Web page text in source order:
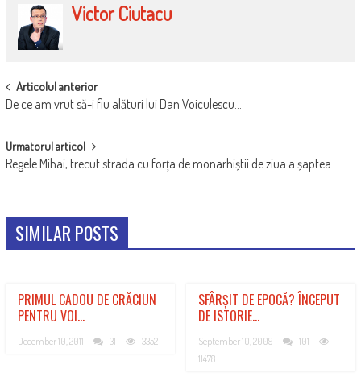
Victor Ciutacu
POST
NAVIGATION
Articolul anterior
De ce am vrut să-i fiu alături lui Dan Voiculescu…
Urmatorul articol
Regele Mihai, trecut strada cu forța de monarhiștii de ziua a șaptea
SIMILAR POSTS
PRIMUL CADOU DE CRĂCIUN
PENTRU VOI…
December 10, 2011 31 3352
SFÂRȘIT DE EPOCĂ? ÎNCEPUT
DE ISTORIE…
September 10, 2009
101
11478